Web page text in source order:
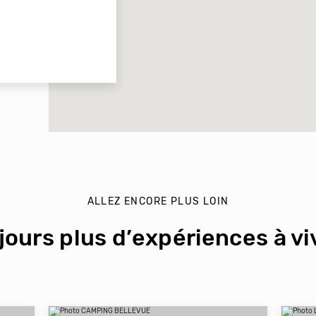
ALLEZ ENCORE PLUS LOIN
plus d’expériences à